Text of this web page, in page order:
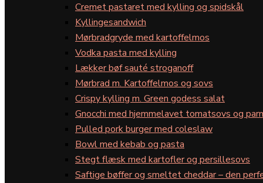
Cremet pastaret med kylling og spidskål
Kyllingesandwich
Mørbradgryde med kartoffelmos
Vodka pasta med kylling
Lækker bøf sauté stroganoff
Mørbrad m. Kartoffelmos og sovs
Crispy kylling m. Green godess salat
Gnocchi med hjemmelavet tomatsovs og
Pulled pork burger med coleslaw
Bowl med kebab og pasta
Stegt flæsk med kartofler og persillesovs
Saftige bøffer og smeltet cheddar – den